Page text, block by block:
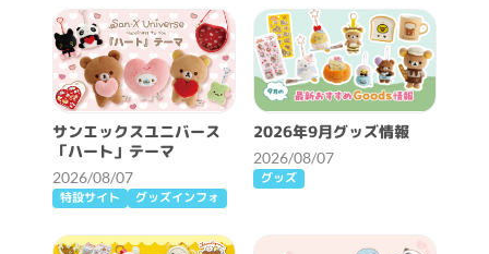
サンエックスユニバース
「ハート」テーマ
2026/08/07
特設サイト グッズインフォ
2026年9月グッズ情報
2026/08/07
グッズ